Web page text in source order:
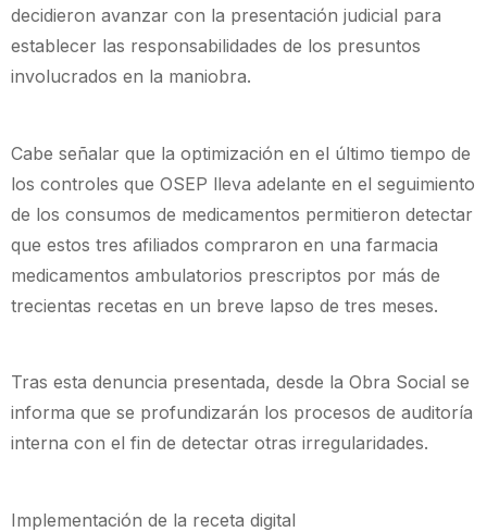
decidieron avanzar con la presentación judicial para
establecer las responsabilidades de los presuntos
involucrados en la maniobra.
Cabe señalar que la optimización en el último tiempo de
los controles que OSEP lleva adelante en el seguimiento
de los consumos de medicamentos permitieron detectar
que estos tres afiliados compraron en una farmacia
medicamentos ambulatorios prescriptos por más de
trecientas recetas en un breve lapso de tres meses.
Tras esta denuncia presentada, desde la Obra Social se
informa que se profundizarán los procesos de auditoría
interna con el fin de detectar otras irregularidades.
Implementación de la receta digital